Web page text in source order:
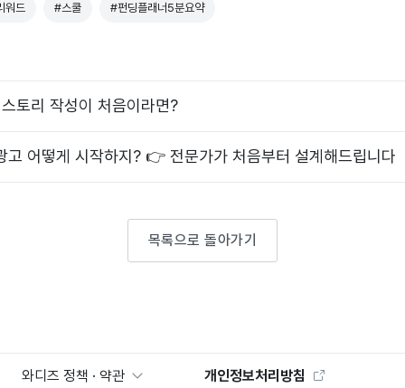
워드 #스쿨 #펀딩플래너5분요약
토리 작성이 처음이라면?
어떻게 시작하지? 👉 전문가가 처음부터 설계해드립니다
목록으로 돌아가기
와디즈 정책 · 약관
개인정보처리방침